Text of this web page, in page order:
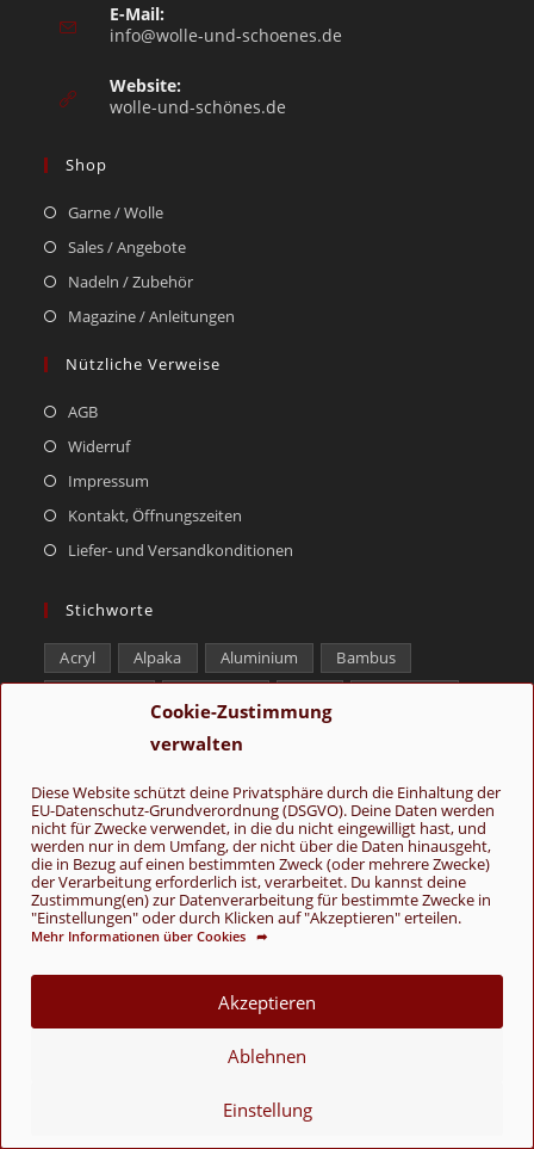
Cookie-Zustimmung
verwalten
Diese Website schützt deine Privatsphäre durch die Einhaltung der
EU-Datenschutz-Grundverordnung (DSGVO). Deine Daten werden
nicht für Zwecke verwendet, in die du nicht eingewilligt hast, und
werden nur in dem Umfang, der nicht über die Daten hinausgeht,
die in Bezug auf einen bestimmten Zweck (oder mehrere Zwecke)
der Verarbeitung erforderlich ist, verarbeitet. Du kannst deine
Zustimmung(en) zur Datenverarbeitung für bestimmte Zwecke in
"Einstellungen" oder durch Klicken auf "Akzeptieren" erteilen.
Mehr Informationen über Cookies ➦
Akzeptieren
Ablehnen
Einstellung
E-Mail:
info@wolle-und-schoenes.de
Website:
wolle-und-schönes.de
Shop
Garne / Wolle
Sales / Angebote
Nadeln / Zubehör
Magazine / Anleitungen
Nützliche Verweise
AGB
Widerruf
Impressum
Kontakt, Öffnungszeiten
Liefer- und Versandkonditionen
Stichworte
Acryl Alpaka Aluminium
Bambus
Nessel
Nylon Papier
Polyamid
Polyester
Schurwolle Seide
Soja
Superwash
Tencel Viskose
Weißbronze
Wolle
Yak